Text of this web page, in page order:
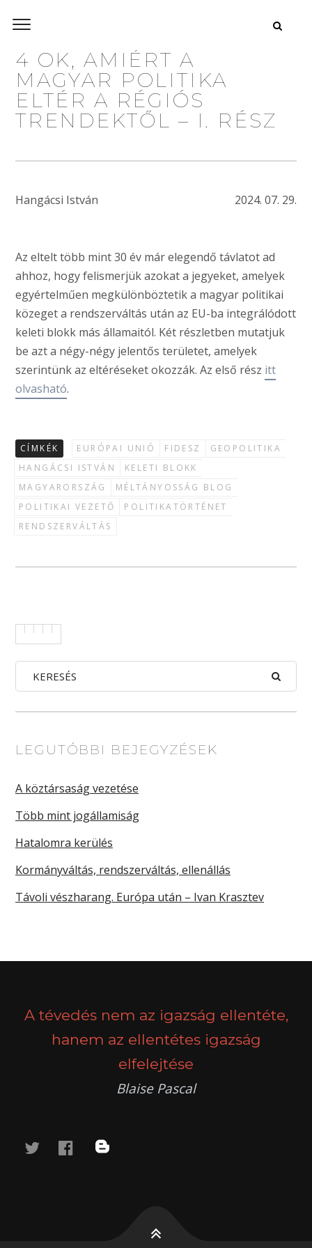
4 OK, AMIÉRT A
MAGYAR POLITIKA
ELTÉR A RÉGIÓS
TRENDEKTŐL – I. RÉSZ
Hangácsi István 2024. 07. 29.
Az eltelt több mint 30 év már elegendő távlatot ad
ahhoz, hogy felismerjük azokat a jegyeket, amelyek
egyértelműen megkülönböztetik a magyar politikai
közeget a rendszerváltás után az EU-ba integrálódott
keleti blokk más államaitól. Két részletben mutatjuk
be azt a négy-négy jelentős területet, amelyek
szerintünk az eltéréseket okozzák. Az első rész itt
olvasható.
CÍMKÉK EURÓPAI UNIÓ FIDESZ
GEOPOLITIKA
HANGÁCSI ISTVÁN
KELETI BLOKK
MAGYARORSZÁG
MÉLTÁNYOSSÁG BLOG
POLITIKAI VEZETŐ
POLITIKATÖRTÉNET
RENDSZERVÁLTÁS
LEGUTÓBBI BEJEGYZÉSEK
A köztársaság vezetése
Több mint jogállamiság
Hatalomra kerülés
Kormányváltás, rendszerváltás, ellenállás
Távoli vészharang. Európa után – Ivan Krasztev
A tévedés nem az igazság ellentéte,
hanem az ellentétes igazság
elfelejtése
Blaise Pascal
twitterfacebook
blog